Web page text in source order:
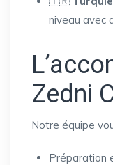
niveau avec
Zedni
Notre équipe
Préparation